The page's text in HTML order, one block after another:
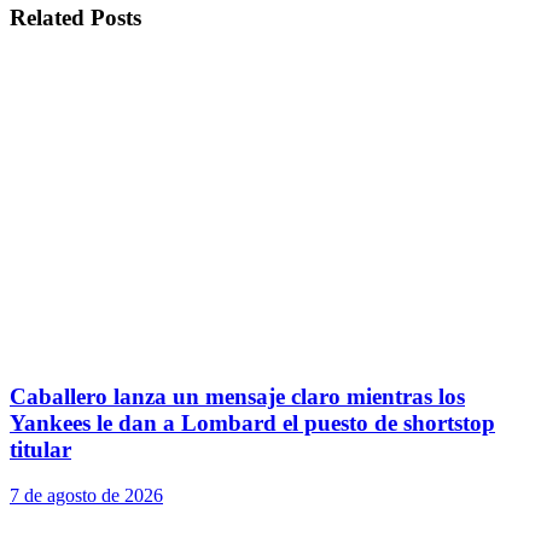
Related Posts
Caballero lanza un mensaje claro mientras los
Yankees le dan a Lombard el puesto de shortstop
titular
7 de agosto de 2026